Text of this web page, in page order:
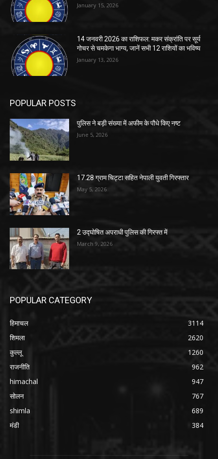
January 15, 2026
14 जनवरी 2026 का राशिफल: मकर संक्रांति पर सूर्य
गोचर से चमकेगा भाग्य, जानें सभी 12 राशियों का भविष्य
January 13, 2026
POPULAR POSTS
पुलिस ने बड़ी संख्या में अफीम के पौधे किए नष्ट
June 5, 2026
17.28 ग्राम चिट्टा सहित नेपाली युवती गिरफ्तार
May 5, 2026
2 उद्घोषित अपराधी पुलिस की गिरफ्त में
March 9, 2026
POPULAR CATEGORY
हिमाचल
3114
शिमला
2620
कुल्लू
1260
राजनीति
962
himachal
947
सोलन
767
shimla
689
मंडी
384